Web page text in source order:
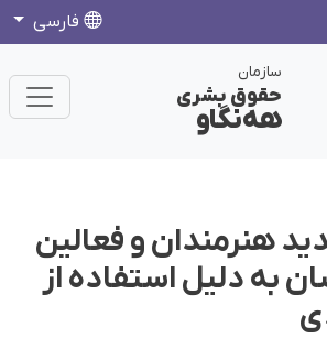
فارسی
سازمان
حقوق بشری
هەنگاو
هنرمندان و فعالین
به دلیل استفاده از